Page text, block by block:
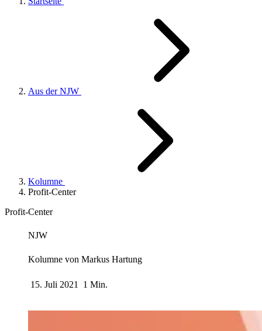
Aus der NJW
Kolumne
Profit-Center
Profit-Center
NJW
Kolumne von Markus Hartung
15. Juli 2021 1 Min.